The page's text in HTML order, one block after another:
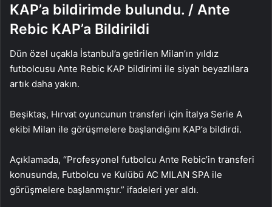
KAP’a bildirimde bulundu. / Ante
Rebic KAP’a Bildirildi
Dün özel uçakla İstanbul’a getirilen Milan’ın yıldız
futbolcusu Ante Rebic KAP bildirimi ile siyah beyazlılara
artık daha yakın.
Beşiktaş, Hırvat oyuncunun transferi için İtalya Serie A
ekibi Milan ile görüşmelere başlandığını KAP’a bildirdi.
Açıklamada, “Profesyonel futbolcu Ante Rebic’in transferi
konusunda, Futbolcu ve Kulübü AC MILAN SPA ile
görüşmelere başlanmıştır.” ifadeleri yer aldı.